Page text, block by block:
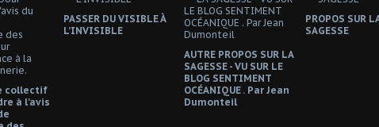
collectif
à l'avis
PASSER DU VISIBLE À
L’INVISIBLE
AUTRE PROPOS SUR LA
SAGESSE - VU SUR LE
BLOG SENTIMENT
OCÉANIQUE . Par Jean
Dumonteil
PROPOS SUR
SAGESSE